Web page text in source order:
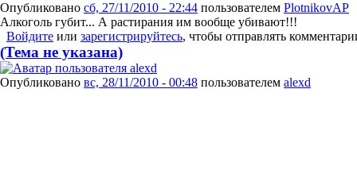
Опубликовано сб, 27/11/2010 - 22:44 пользователем PlotnikovAP
Алкоголь губит... А растирания им вообще убивают!!!
Войдите или зарегистрируйтесь, чтобы отправлять
(Тема не указана)
Опубликовано вс, 28/11/2010 - 00:48 пользователем alexd